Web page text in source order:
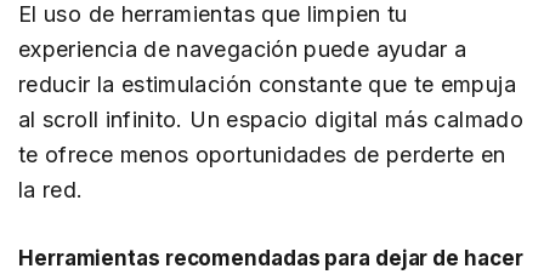
El uso de herramientas que limpien tu
experiencia de navegación puede ayudar a
reducir la estimulación constante que te empuja
al scroll infinito. Un espacio digital más calmado
te ofrece menos oportunidades de perderte en
la red.
Herramientas recomendadas para dejar de hacer